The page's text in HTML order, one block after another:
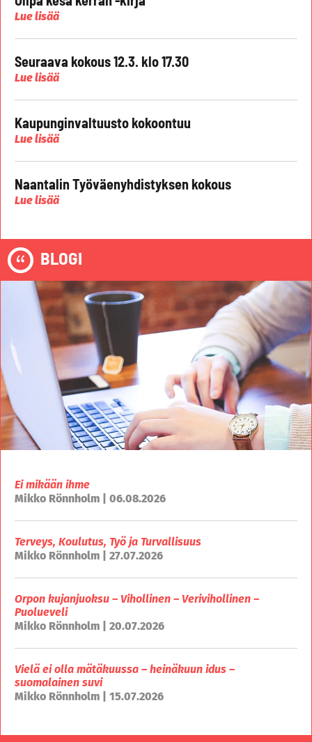
Lue lisää
Seuraava kokous 12.3. klo 17.30
Lue lisää
Kaupunginvaltuusto kokoontuu
Lue lisää
Naantalin Työväenyhdistyksen kokous
Lue lisää
BLOGI
Ei mikään ihme
Mikko Rönnholm | 06.08.2026
Terveys, Koulutus, Työ ja Turvallisuus
Mikko Rönnholm | 27.07.2026
Orpon kujanjuoksu – Vihollinen – Verivihollinen –
Puolueveli
Mikko Rönnholm | 20.07.2026
Vielä ei olla mätäkuussa – heinäkuun idus –
suomalainen suvi
Mikko Rönnholm | 15.07.2026